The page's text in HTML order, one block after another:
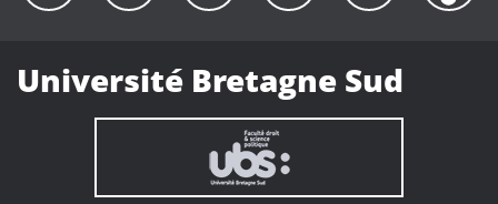
Université Bretagne Sud